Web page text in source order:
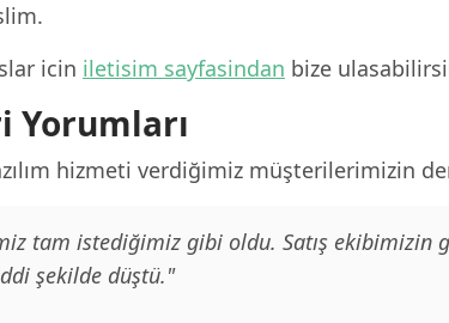
icin iletisim sayfasindan bize
Yorumları
hizmeti verdiğimiz müşterilerimizin
tam istediğimiz gibi oldu. Satış ekibimizin
şekilde düştü."